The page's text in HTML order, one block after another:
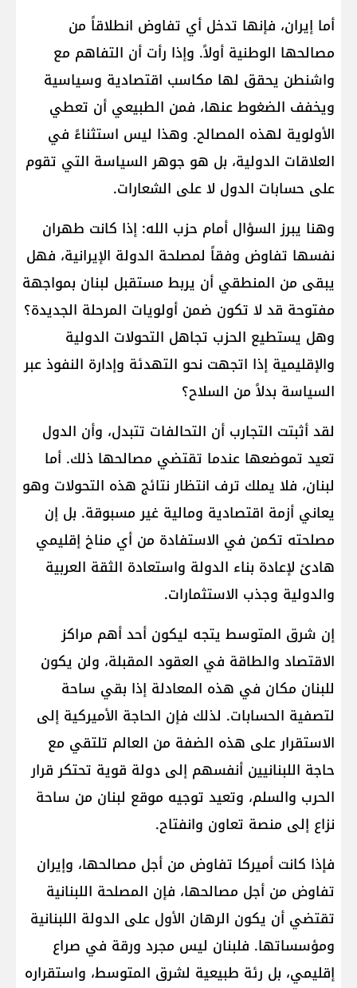
أما إيران، فإنها تدخل أي تفاوض انطلاقاً من
مصالحها الوطنية أولاً. وإذا رأت أن التفاهم مع
واشنطن يحقق لها مكاسب اقتصادية وسياسية
ويخفف الضغوط عنها، فمن الطبيعي أن تعطي
الأولوية لهذه المصالح. وهذا ليس استثناءً في
العلاقات الدولية، بل هو جوهر السياسة التي تقوم
على حسابات الدول لا على الشعارات.
وهنا يبرز السؤال أمام حزب الله: إذا كانت طهران
نفسها تفاوض وفقاً لمصلحة الدولة الإيرانية، فهل
يبقى من المنطقي أن يربط مستقبل لبنان بمواجهة
مفتوحة قد لا تكون ضمن أولويات المرحلة الجديدة؟
وهل يستطيع الحزب تجاهل التحولات الدولية
والإقليمية إذا اتجهت نحو التهدئة وإدارة النفوذ عبر
السياسة بدلاً من السلاح؟
لقد أثبتت التجارب أن التحالفات تتبدل، وأن الدول
تعيد تموضعها عندما تقتضي مصالحها ذلك. أما
لبنان، فلا يملك ترف انتظار نتائج هذه التحولات وهو
يعاني أزمة اقتصادية ومالية غير مسبوقة. بل إن
مصلحته تكمن في الاستفادة من أي مناخ إقليمي
هادئ لإعادة بناء الدولة واستعادة الثقة العربية
والدولية وجذب الاستثمارات.
إن شرق المتوسط يتجه ليكون أحد أهم مراكز
الاقتصاد والطاقة في العقود المقبلة، ولن يكون
للبنان مكان في هذه المعادلة إذا بقي ساحة
لتصفية الحسابات. لذلك فإن الحاجة الأميركية إلى
الاستقرار على هذه الضفة من العالم تلتقي مع
حاجة اللبنانيين أنفسهم إلى دولة قوية تحتكر قرار
الحرب والسلم، وتعيد توجيه موقع لبنان من ساحة
نزاع إلى منصة تعاون وانفتاح.
فإذا كانت أميركا تفاوض من أجل مصالحها، وإيران
تفاوض من أجل مصالحها، فإن المصلحة اللبنانية
تقتضي أن يكون الرهان الأول على الدولة اللبنانية
ومؤسساتها. فلبنان ليس مجرد ورقة في صراع
إقليمي، بل رئة طبيعية لشرق المتوسط، واستقراره